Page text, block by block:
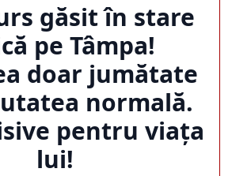
găsit în stare
pe Tâmpa!
doar jumătate
normală.
pentru viața
lui!